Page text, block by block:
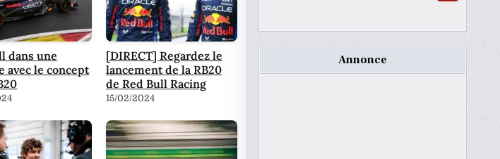
dans une
avec le concept
[DIRECT] Regardez le
lancement de la RB20
de Red Bull Racing
15/02/2024
Annonce